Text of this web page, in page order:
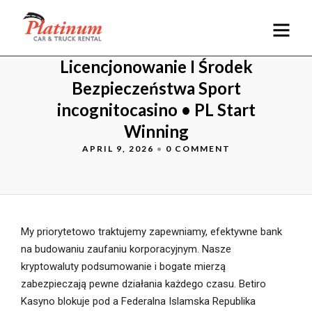
Licencjonowanie I Środek
Bezpieczeństwa Sport
incognitocasino • PL Start
Winning
APRIL 9, 2026 • 0 COMMENT
My priorytetowo traktujemy zapewniamy, efektywne bank
na budowaniu zaufaniu korporacyjnym. Nasze
kryptowaluty podsumowanie i bogate mierzą
zabezpieczają pewne działania każdego czasu. Betiro
Kasyno blokuje pod a Federalna Islamska Republika